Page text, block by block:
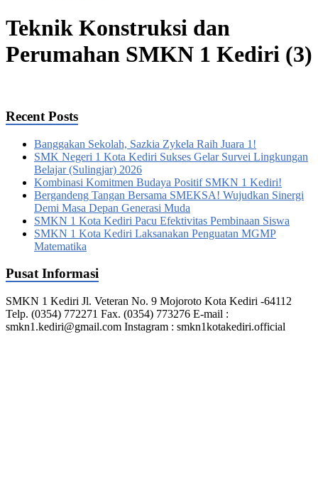
Teknik Konstruksi dan
Perumahan SMKN 1 Kediri (3)
Recent Posts
Banggakan Sekolah, Sazkia Zykela Raih Juara 1!
SMK Negeri 1 Kota Kediri Sukses Gelar Survei Lingkungan
Belajar (Sulingjar) 2026
Kombinasi Komitmen Budaya Positif SMKN 1 Kediri!
Bergandeng Tangan Bersama SMEKSA! Wujudkan Sinergi
Demi Masa Depan Generasi Muda
SMKN 1 Kota Kediri Pacu Efektivitas Pembinaan Siswa
SMKN 1 Kota Kediri Laksanakan Penguatan MGMP
Matematika
Pusat Informasi
SMKN 1 Kediri Jl. Veteran No. 9 Mojoroto Kota Kediri -64112
Telp. (0354) 772271 Fax. (0354) 773276 E-mail :
smkn1.kediri@gmail.com Instagram : smkn1kotakediri.official